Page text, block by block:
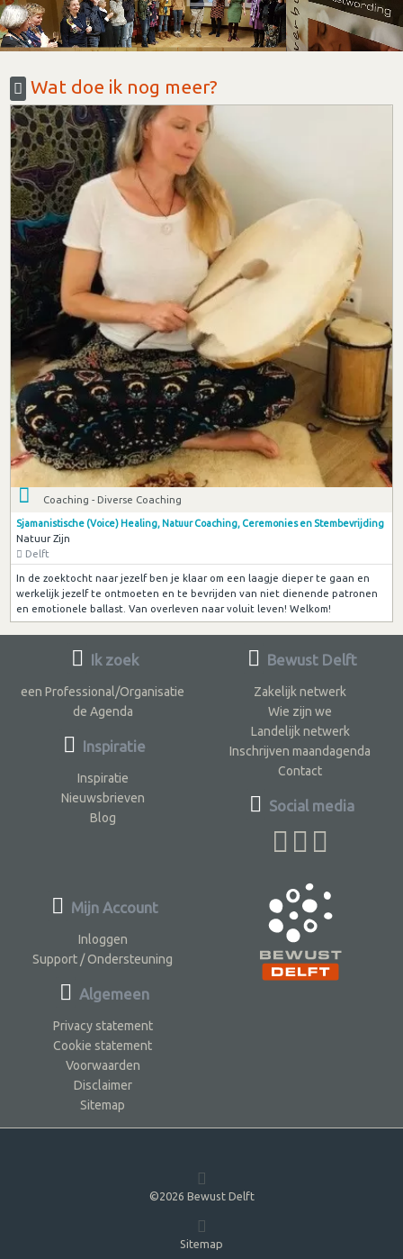
Wat doe ik nog meer?
Coaching - Diverse Coaching
Sjamanistische (Voice) Healing, Natuur Coaching, Ceremonies en Stembevrijding
Natuur Zijn
Delft
In de zoektocht naar jezelf ben je klaar om een laagje dieper te gaan en
werkelijk jezelf te ontmoeten en te bevrijden van niet dienende patronen
en emotionele ballast. Van overleven naar voluit leven! Welkom!
Ik zoek
een Professional/Organisatie
de Agenda
Inspiratie
Inspiratie
Nieuwsbrieven
Blog
Bewust Delft
Zakelijk netwerk
Wie zijn we
Landelijk netwerk
Inschrijven maandagenda
Contact
Social media
Mijn Account
Inloggen
Support / Ondersteuning
Algemeen
Privacy statement
Cookie statement
Voorwaarden
Disclaimer
Sitemap
©2026 Bewust Delft
Sitemap